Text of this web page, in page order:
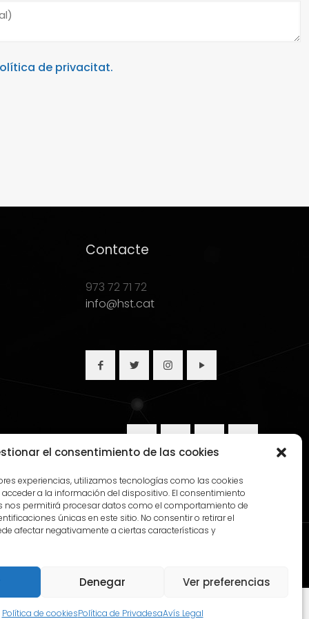
el consentimiento de las cookies
experiencias, utilizamos tecnologías como las cookies
a la información del dispositivo. El consentimiento
nos permitirá procesar datos como el comportamiento de
únicas en este sitio. No consentir o retirar el
afectar negativamente a ciertas características y
Denegar Ver preferencias
Política de cookiesPolítica de PrivadesaAvís Legal
de privacitat.
Contacte
973 72 71 72
info@hst.cat